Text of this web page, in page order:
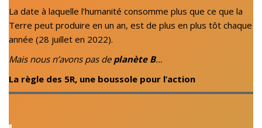
La date à laquelle l’humanité consomme plus que ce que la
Terre peut produire en un an, est de plus en plus tôt chaque
année (28 juillet en 2022).
Mais nous n’avons pas de planète B…
La règle des 5R, une boussole pour l’action